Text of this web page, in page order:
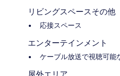
リビングスペースその他
応接スペース
エンターテインメント
ケーブル放送で視聴可能